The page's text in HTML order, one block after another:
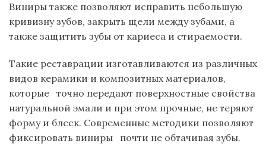
Виниры также позволяют исправить небольшую
кривизну зубов, закрыть щели между зубами, а
также защитить зубы от кариеса и стираемости.
Такие реставрации изготавливаются из различных
видов керамики и композитных материалов,
которые точно передают поверхностные свойства
натуральной эмали и при этом прочные, не теряют
форму и блеск. Современные методики позволяют
фиксировать виниры почти не обтачивая зубы.